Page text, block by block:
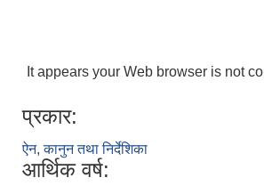
It appears your Web browser is not
प्रकार:
ऐन, कानुन तथा निर्देशिका
आर्थिक वर्ष: